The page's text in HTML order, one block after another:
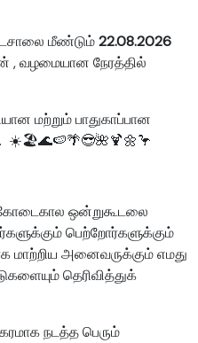
மீண்டும்22.08.2026
, வழமையான நேரத்தில்
மற்றும் பாதுகாப்பான
☀️🏖️🌊🍉🌴😎🌺🍹🌼🦩
ஒன்றுகூடலை
பெற்றோர்களுக்கும்
மாற்றிய அனைவருக்கும் எமது
தெரிவித்துக்
நடத்த பெரும்